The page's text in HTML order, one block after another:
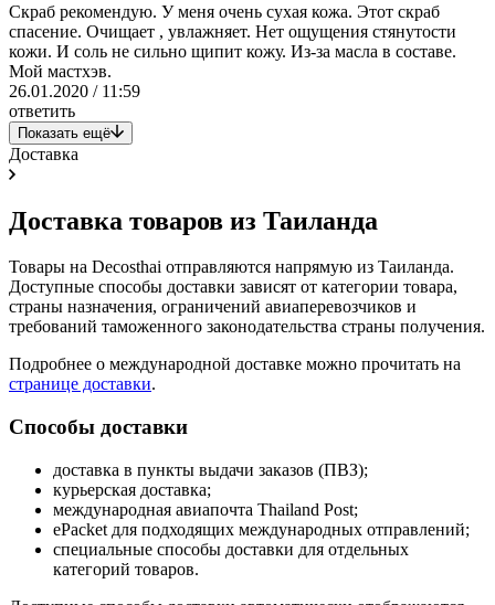
Скраб рекомендую. У меня очень сухая кожа. Этот скраб
спасение. Очищает , увлажняет. Нет ощущения стянутости
кожи. И соль не сильно щипит кожу. Из-за масла в составе.
Мой мастхэв.
26.01.2020 / 11:59
ответить
Показать ещё
Доставка
Доставка товаров из Таиланда
Товары на Decosthai отправляются напрямую из Таиланда.
Доступные способы доставки зависят от категории товара,
страны назначения, ограничений авиаперевозчиков и
требований таможенного законодательства страны получения.
Подробнее о международной доставке можно прочитать на
странице доставки.
Способы доставки
доставка в пункты выдачи заказов (ПВЗ);
курьерская доставка;
международная авиапочта Thailand Post;
ePacket для подходящих международных отправлений;
специальные способы доставки для отдельных
категорий товаров.